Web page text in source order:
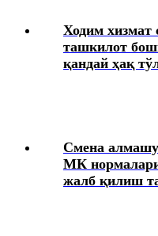
Ходим хизмат
ташкилот
қандай ҳақ
Смена
МК
жалб қилиш